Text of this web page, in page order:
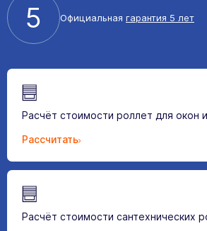
5 Официальная гарантия 5 лет
Расчёт стоимости роллет для окон
Рассчитать
Расчёт стоимости сантехнических